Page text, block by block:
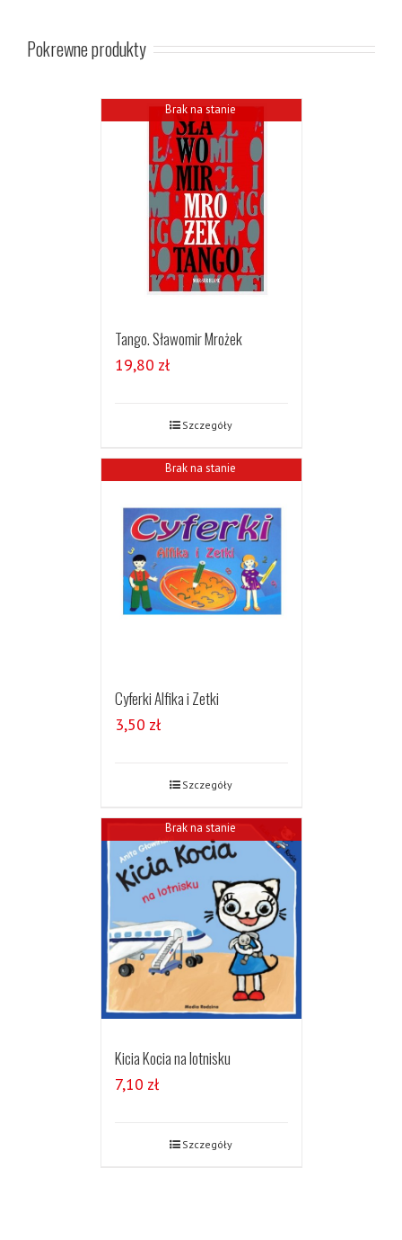
Pokrewne produkty
Brak na stanie
Tango. Sławomir Mrożek
19,80 zł
Szczegóły
Brak na stanie
Cyferki Alfika i Zetki
3,50 zł
Szczegóły
Brak na stanie
Kicia Kocia na lotnisku
7,10 zł
Szczegóły